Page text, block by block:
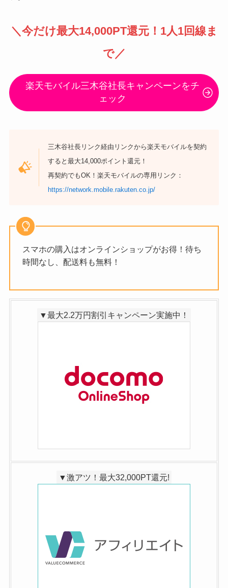
＼ 今だけ最大14,000PT還元！1人1回線ま
で／
楽天モバイル三木谷社長キャンペーンをチ
ェック
三木谷社長リンク経由リンクから楽天モバイルを契約
すると最大14,000ポイント還元！
再契約でもOK！楽天モバイルの専用リンク：
https://network.mobile.rakuten.co.jp/
スマホの購入はオンラインショップがお得！待ち
時間なし、配送料も無料！
▼最大2.2万円割引キャンペーン実施中！
▼激アツ！最大32,000PT還元!